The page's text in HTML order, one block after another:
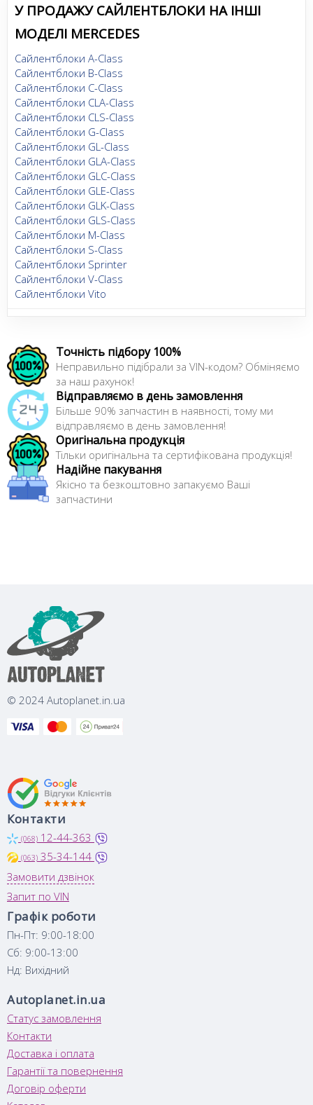
У ПРОДАЖУ САЙЛЕНТБЛОКИ НА ІНШІ
МОДЕЛІ MERCEDES
Сайлентблоки A-Class
Сайлентблоки B-Class
Сайлентблоки C-Class
Сайлентблоки CLA-Class
Сайлентблоки CLS-Class
Сайлентблоки G-Class
Сайлентблоки GL-Class
Сайлентблоки GLA-Class
Сайлентблоки GLC-Class
Сайлентблоки GLE-Class
Сайлентблоки GLK-Class
Сайлентблоки GLS-Class
Сайлентблоки M-Class
Сайлентблоки S-Class
Сайлентблоки Sprinter
Сайлентблоки V-Class
Сайлентблоки Vito
Точність підбору 100%
Неправильно підібрали за VIN-кодом? Обміняємо
за наш рахунок!
Відправляємо в день замовлення
Більше 90% запчастин в наявності, тому ми
відправляємо в день замовлення!
Оригінальна продукція
Тільки оригінальна та сертифікована продукція!
Надійне пакування
Якісно та безкоштовно запакуємо Ваші
запчастини
© 2024 Autoplanet.in.ua
Контакти
(068) 12-44-363
(063) 35-34-144
Замовити дзвінок
Запит по VIN
Графік роботи
Пн-Пт: 9:00-18:00
Сб: 9:00-13:00
Нд: Вихідний
Autoplanet.in.ua
Статус замовлення
Контакти
Доставка і оплата
Гарантії та повернення
Договір оферти